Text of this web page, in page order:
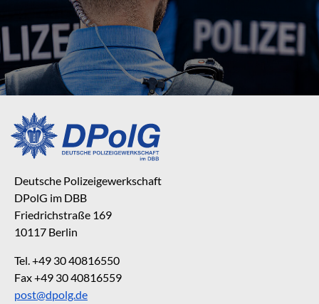
Deutsche Polizeigewerkschaft
DPolG im DBB
Friedrichstraße 169
10117 Berlin
Tel. +49 30 40816550
Fax +49 30 40816559
post@dpolg.de